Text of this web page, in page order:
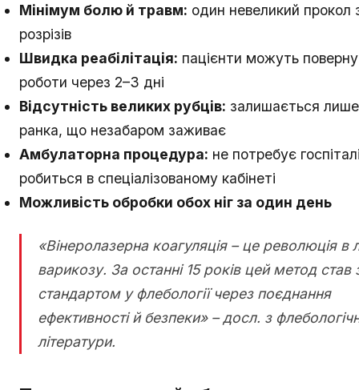
Мінімум болю й травм: один невеликий прокол
розрізів
Швидка реабілітація: пацієнти можуть
роботи через 2–3 дні
Відсутність великих рубців: залишається
ранка, що незабаром заживає
Амбулаторна процедура: не потребує
робиться в спеціалізованому кабінеті
Можливість обробки обох ніг за один день
«Вінеролазерна коагуляція – це революція в
варикозу. За останні 15 років цей метод став
стандартом у флебології через поєднання
ефективності й безпеки» – досл. з
літератури.